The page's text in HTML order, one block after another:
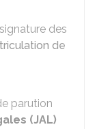
des
de
parution
(JAL)